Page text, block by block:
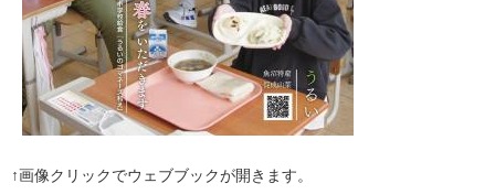
↑画像クリックでウェブブックが開きます。